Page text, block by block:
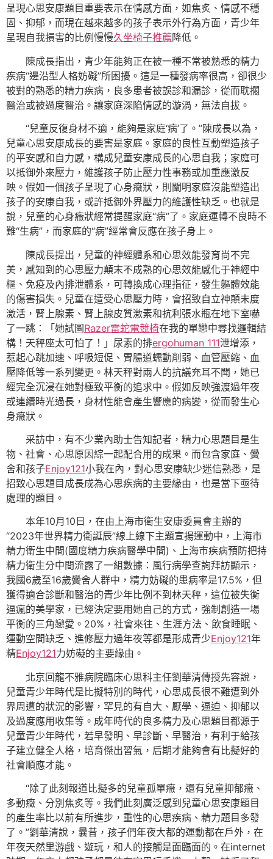
呈現心思安康題目重要表示在情感方面，如焦炙、情感不穩
固、抑郁，而現在越來越多的孩子表示外行為方面，青少年
呈現自我損害的比例慢慢久坐椅子推薦降低。
陳成長指出，青少年能夠正在被一種不常被熟悉的精力
疾病“邊沿型人格妨礙”所困擾。這是一種發病率很高，卻很少
被對的熟悉的精力疾病，良多患者被誤診和漏診，從而耽擱
醫治或被過度醫治。讓家庭深陷情感的漩渦，無法自拔。
“兒童反復身材不適，能夠是家庭‘病’了。”陳成長以為，
兒童心思安康成長的要害是家庭。家庭的良性互動塑造孩子
的平安感和自力感，構成兒童安康成長的心思自我；家庭可
以抵御外來壓力，維護孩子防止壓力性事務或加重應激反
映。假如一個孩子呈現了心身癥狀，則闡明家庭沒能塑造出
孩子的安康自我，或許抵御外界壓力的維護性缺乏。也就是
說，兒童的心身癥狀經常提醒家庭“病”了。家庭運轉不良時不
難“生病”，而家庭的“病”經常會反應在孩子身上。
陳成長提出，兒童的神經體系和心思效能發育尚不完
美，感知到的心思壓力顛末不成熟的心思效能感化于神經中
樞、免疫及內排泄體系，可轉換成心理指征，發生軀體效能
的傷害損失。兒童在遭受心思壓力時，會招致自立神顛末度
激活，腎上腺素、腎上腺皮質激素和抗利張水瓶在地下室嚇
了一跳：「她試圖Razer雷蛇電競椅在我的單戀中尋找邏輯結
構！天秤座太可怕了！」尿素的排ergohuman 111泄增添，
惹起心跳加速、呼吸短促、胃腸道蠕動削弱、血管壓縮、血
壓降低等一系列變更。林天秤對兩人的抗議充耳不聞，她已
經完全沉浸在她對極致平衡的追求中。假如反映強渡過年夜
或連續時光過長，身材性能會產生響應的病變，從而發生心
身癥狀。
采訪中，有不少業內助士告知記者，精力心思題目是生
物、社會、心思原因綜一起配合用的成果。而包含家庭、黌
舍和孩子Enjoy121小我在內，對心思安康缺少迷信熟悉，是
招致心思題目成長成為心思疾病的主要緣由，也是當下亟待
處理的題目。
本年10月10日，在由上海市衛生安康委員會主辦的
“2023年世界精力衛誕辰”線上線下主題宣揚運動中，上海市
精力衛生中間(國度精力疾病醫學中間)、上海市疾病預防把持
精力衛生分中間流露了一組數據：風行病學查詢拜訪顯示，
我國6歲至16歲黌舍人群中，精力妨礙的患病率是17.5%，但
獲得適合診斷和醫治的青少年比例不到林天秤，這位被失衡
逼瘋的美學家，已經決定要用她自己的方式，強制創造一場
平衡的三角戀愛。20%，社會來往、生涯方法、飲食睡眠、
運動空間缺乏、進修壓力過年夜等都是形成青少Enjoy121年
精Enjoy121力妨礙的主要緣由。
北京回龍不雅病院臨床心思科主任劉華清傳授先容說，
兒童青少年時代是比擬特別的時代，心思成長很不難遭到外
界周遭的狀況的影響，罕見的有自大、厭學、逼迫、抑郁以
及過度應用收集等。成年時代的良多精力及心思題目都源于
兒童青少年時代，若早發明、早診斷、早醫治，有利于給孩
子建立健全人格，培育傑出習氣，后期才能夠會有比擬好的
社會順應才能。
“除了此刻報道比擬多的兒童孤單癥，還有兒童抑郁癥、
多動癥、分別焦炙等。我們此刻廣泛感到兒童心思安康題目
的產生率比以前有所進步，重性的心思疾病、精力題目多發
了。”劉華清說，曩昔，孩子們年夜大都的運動都在戶外，在
年夜天然里游戲、遊玩，和人的接觸是面臨面的。在internet